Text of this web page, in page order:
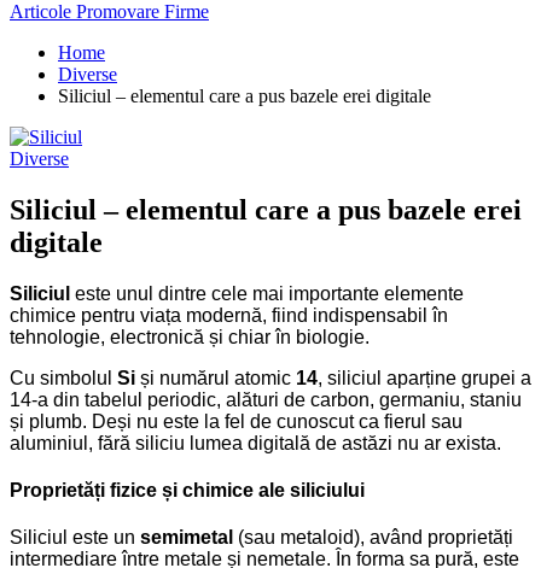
Articole Promovare Firme
Home
Diverse
Siliciul – elementul care a pus bazele erei digitale
Diverse
Siliciul – elementul care a pus bazele erei
digitale
Siliciul este unul dintre cele mai importante elemente
chimice pentru viața modernă, fiind indispensabil în
tehnologie, electronică și chiar în biologie.
Cu simbolul Si și numărul atomic 14, siliciul aparține grupei a
14-a din tabelul periodic, alături de carbon, germaniu, staniu
și plumb. Deși nu este la fel de cunoscut ca fierul sau
aluminiul, fără siliciu lumea digitală de astăzi nu ar exista.
Proprietăți fizice și chimice ale siliciului
Siliciul este un semimetal (sau metaloid), având proprietăți
intermediare între metale și nemetale. În forma sa pură, este